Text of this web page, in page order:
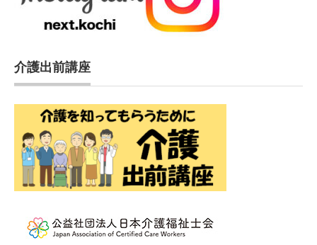
介護出前講座